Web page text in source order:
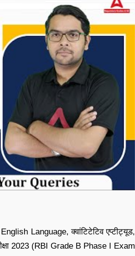
Language, क्वांटिटेटिव एप्टीट्यूड,
2023 (RBI Grade B Phase I Exam